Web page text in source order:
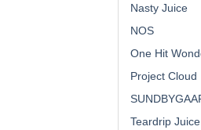
Nasty Juice
NOS
One Hit
Project Cloud
Teardrip